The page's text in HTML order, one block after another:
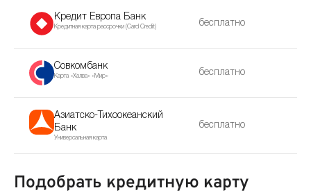
Кредит Европа Банк
Кредитная карта рассрочки (Сard Сredit) бесплатно
Совкомбанк
Карта «Халва» «Мир» бесплатно
Азиатско-Тихоокеанский
Банк
Универсальная карта
бесплатно
Подобрать кредитную карту